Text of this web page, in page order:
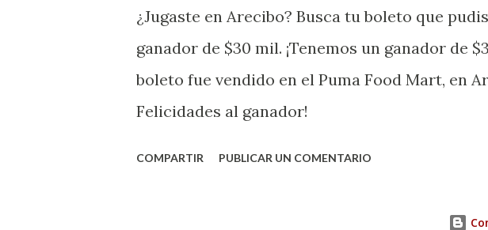
¿Jugaste en Arecibo? Busca tu boleto que
ganador de $30 mil. ¡Tenemos un ganador de
boleto fue vendido en el Puma Food Mart, en
Felicidades al ganador!
COMPARTIR PUBLICAR UN COMENTARIO